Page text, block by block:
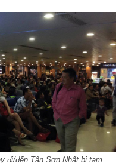
đi/đến Tân Sơn Nhất bị tạm